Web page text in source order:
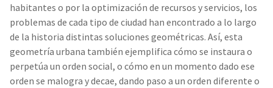
habitantes o por la optimización de recursos y servicios, los
problemas de cada tipo de ciudad han encontrado a lo largo
de la historia distintas soluciones geométricas. Así, esta
geometría urbana también ejemplifica cómo se instaura o
perpetúa un orden social, o cómo en un momento dado ese
orden se malogra y decae, dando paso a un orden diferente o